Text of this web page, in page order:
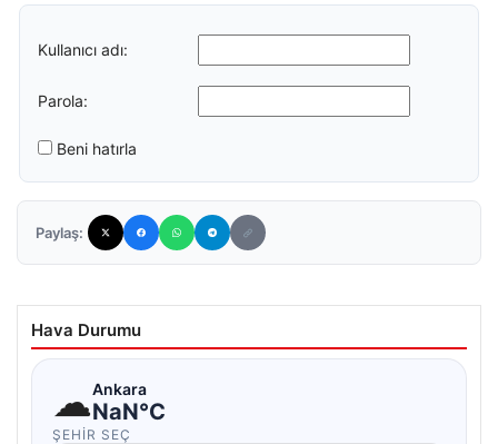
Kullanıcı adı:
Parola:
Beni hatırla
Paylaş:
Hava Durumu
☁Ankara
NaN°C
ŞEHIR SEÇ